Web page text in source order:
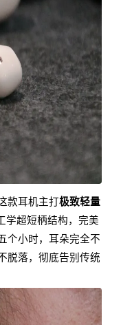
款耳机主打极致轻量
学超短柄结构，完美
个小时，耳朵完全不
脱落，彻底告别传统